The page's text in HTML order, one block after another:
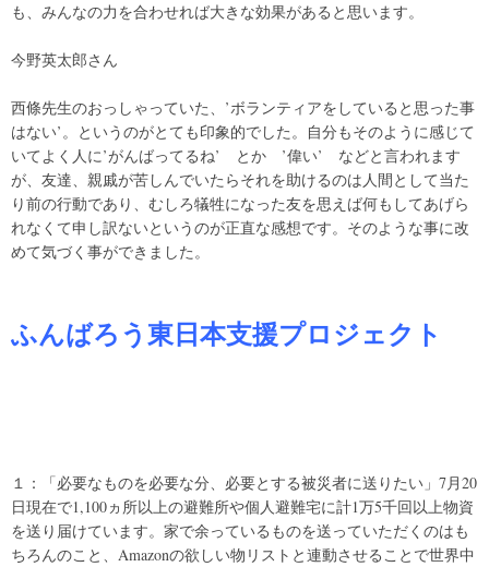
も、みんなの力を合わせれば大きな効果があると思います。
今野英太郎さん
西條先生のおっしゃっていた、’ボランティアをしていると思った事
はない’。というのがとても印象的でした。自分もそのように感じて
いてよく人に’がんばってるね’ とか ’偉い’ などと言われます
が、友達、親戚が苦しんでいたらそれを助けるのは人間として当た
り前の行動であり、むしろ犠牲になった友を思えば何もしてあげら
れなくて申し訳ないというのが正直な感想です。そのような事に改
めて気づく事ができました。
ふんばろう東日本支援プロジェクト
１：「必要なものを必要な分、必要とする被災者に送りたい」7月20
日現在で1,100ヵ所以上の避難所や個人避難宅に計1万5千回以上物資
を送り届けています。家で余っているものを送っていただくのはも
ちろんのこと、Amazonの欲しい物リストと連動させることで世界中